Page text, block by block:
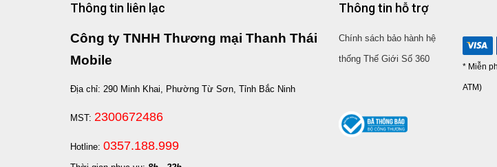
Thông tin liên lạc
Công ty TNHH Thương mại Thanh Thái
Mobile
Địa chỉ: 290 Minh Khai, Phường Từ Sơn, Tỉnh Bắc Ninh
MST: 2300672486
Hotline: 0357.188.999
Thông tin hỗ trợ
Chính sách bảo hành hệ
thống Thế Giới Số 360
* Miễn
ATM)